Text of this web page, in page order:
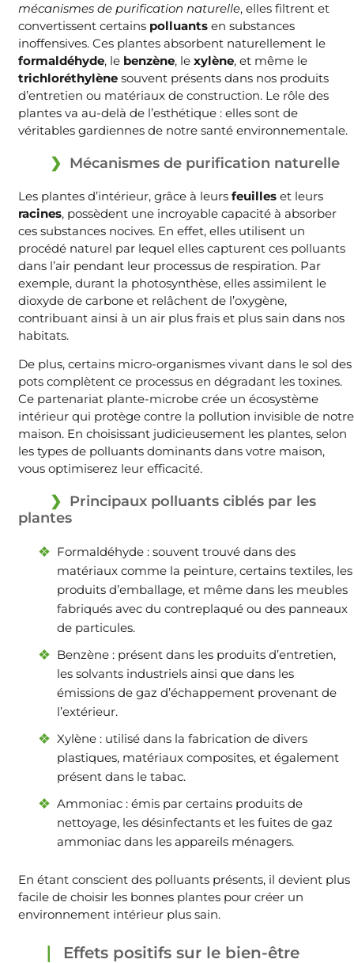
mécanismes de purification naturelle, elles filtrent et
convertissent certains polluants en substances
inoffensives. Ces plantes absorbent naturellement le
formaldéhyde, le benzène, le xylène, et même le
trichloréthylène souvent présents dans nos produits
d’entretien ou matériaux de construction. Le rôle des
plantes va au-delà de l’esthétique : elles sont de
véritables gardiennes de notre santé environnementale.
Mécanismes de purification naturelle
Les plantes d’intérieur, grâce à leurs feuilles et leurs
racines, possèdent une incroyable capacité à absorber
ces substances nocives. En effet, elles utilisent un
procédé naturel par lequel elles capturent ces polluants
dans l’air pendant leur processus de respiration. Par
exemple, durant la photosynthèse, elles assimilent le
dioxyde de carbone et relâchent de l’oxygène,
contribuant ainsi à un air plus frais et plus sain dans nos
habitats.
De plus, certains micro-organismes vivant dans le sol des
pots complètent ce processus en dégradant les toxines.
Ce partenariat plante-microbe crée un écosystème
intérieur qui protège contre la pollution invisible de notre
maison. En choisissant judicieusement les plantes, selon
les types de polluants dominants dans votre maison,
vous optimiserez leur efficacité.
Principaux polluants ciblés par les
plantes
Formaldéhyde : souvent trouvé dans des
matériaux comme la peinture, certains textiles, les
produits d’emballage, et même dans les meubles
fabriqués avec du contreplaqué ou des panneaux
de particules.
Benzène : présent dans les produits d’entretien,
les solvants industriels ainsi que dans les
émissions de gaz d’échappement provenant de
l’extérieur.
Xylène : utilisé dans la fabrication de divers
plastiques, matériaux composites, et également
présent dans le tabac.
Ammoniac : émis par certains produits de
nettoyage, les désinfectants et les fuites de gaz
ammoniac dans les appareils ménagers.
En étant conscient des polluants présents, il devient plus
facile de choisir les bonnes plantes pour créer un
environnement intérieur plus sain.
Effets positifs sur le bien-être